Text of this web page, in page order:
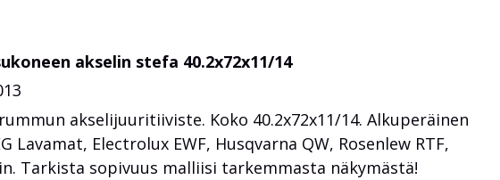
akselin stefa 40.2x72x11/14
akselijuuritiiviste. Koko 40.2x72x11/14. Alkuperäinen
Lavamat, Electrolux EWF, Husqvarna QW, Rosenlew RTF,
Tarkista sopivuus malliisi tarkemmasta näkymästä!